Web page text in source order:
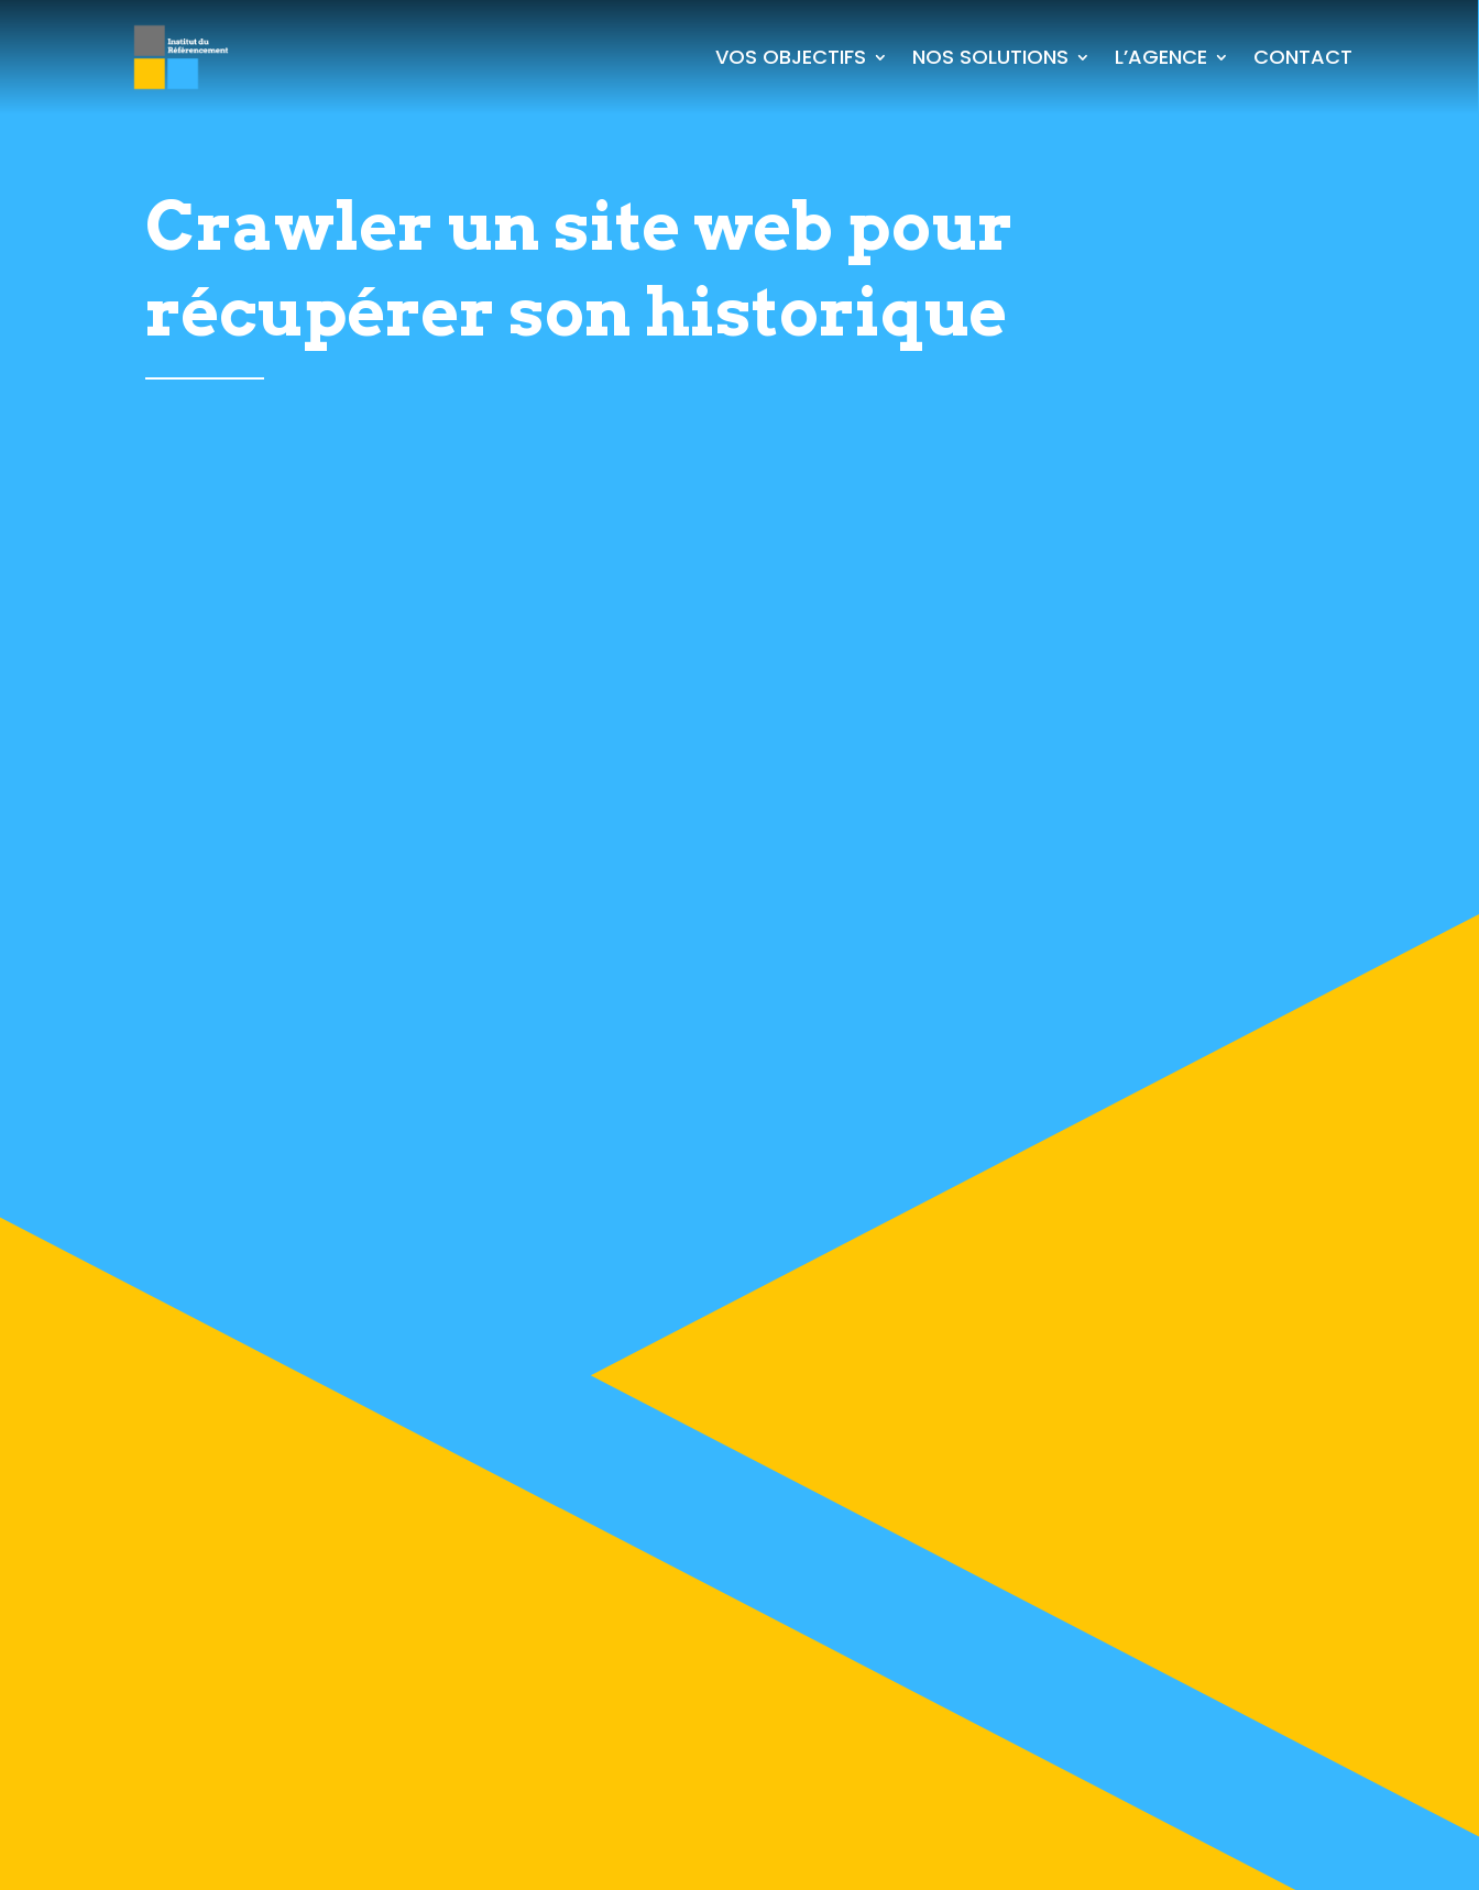
VOS OBJECTIFS NOS SOLUTIONS L’AGENCE CONTACT
Crawler un site web pour
récupérer son historique